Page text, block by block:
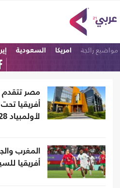
مواضيع رائجة امريكا السعودية
مصر
لأولمبياد 2028
المغرب
أفريقيا